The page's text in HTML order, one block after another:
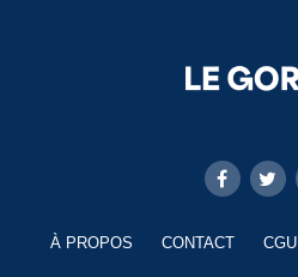
À PROPOS CONTACT CGU